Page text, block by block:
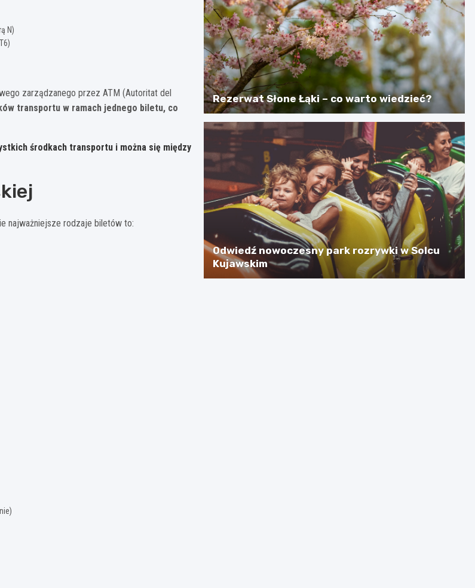
N)
zarządzanego przez ATM (Autoritat del
transportu w ramach jednego biletu, co
środkach transportu i można się między
najważniejsze rodzaje biletów to:
Rezerwat Słone Łąki – co warto wiedzieć?
Odwiedź nowoczesny park rozrywki w Solcu
Kujawskim